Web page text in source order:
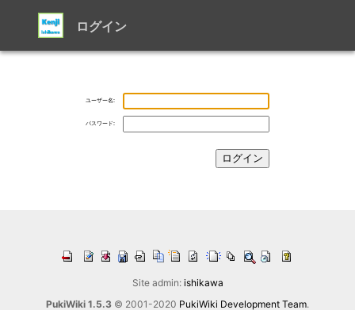
ログイン
ユーザー名:
パスワード:
Site admin: ishikawa
PukiWiki 1.5.3 © 2001-2020 PukiWiki Development Team.